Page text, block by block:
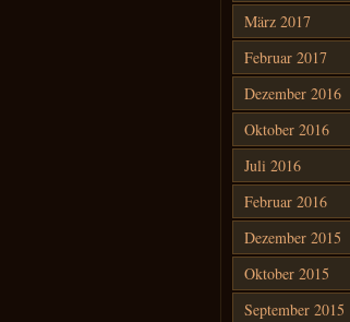
März 2017
Februar 2017
Dezember 2016
Oktober 2016
Juli 2016
Februar 2016
Dezember 2015
Oktober 2015
September 2015